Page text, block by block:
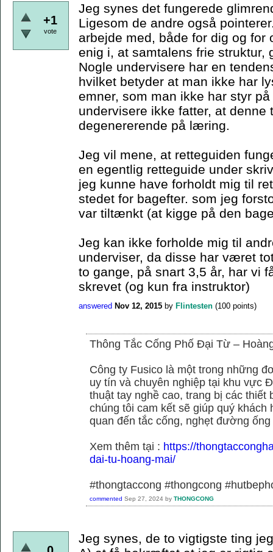
+1
vote
Jeg synes det fungerede
Ligesom de andre også
arbejde med, både for dig og
enig i, at samtalens frie struktur,
Nogle undervisere har en
hvilket betyder at man ikke har
emner, som man ikke har styr
undervisere ikke fatter, at
degenererende på læring.
Jeg vil mene, at retteguiden
en egentlig retteguide under
jeg kunne have forholdt mig til
stedet for bagefter. som jeg
var tiltænkt (at kigge på den
Jeg kan ikke forholde mig til
underviser, da disse har været
to gange, på snart 3,5 år, har vi
skrevet (og kun fra instruktor)
answered Nov 12, 2015 by Flintesten (100 points)
Thông Tắc Cống Phố Đại Từ –
Công ty Fusico là một trong những
uy tín và chuyên nghiệp tại khu vực
thuật tay nghề cao, trang bị các thiết
chúng tôi cam kết sẽ giúp quý
quan đến tắc cống, nghẹt đường
Xem thêm tại : https://
dai-tu-hoang-mai/
#thongtaccong #thongcong
commented Sep 27, 2024 by THONGCONG
Jeg synes, de to vigtigste ting